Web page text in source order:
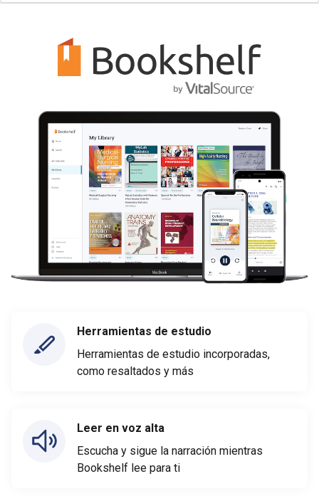
Herramientas de estudio
Herramientas de estudio incorporadas,
como resaltados y más
Leer en voz alta
Escucha y sigue la narración mientras
Bookshelf lee para ti